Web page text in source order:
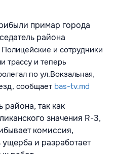
примар города
района
и сотрудники
трассу и теперь
по ул.Вокзальная,
сообщает bas-tv.md
района, так как
значения R-3,
комиссия,
ущерба и разработает